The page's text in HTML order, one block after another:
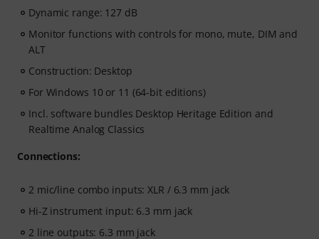
Dynamic range: 127 dB
Monitor functions with controls for mono, mute, DIM and
ALT
Construction: Desktop
For Windows 10 or 11 (64-bit editions)
Incl. software bundles Desktop Heritage Edition and
Realtime Analog Classics
Connections:
2 mic/line combo inputs: XLR / 6.3 mm jack
Hi-Z instrument input: 6.3 mm jack
2 line outputs: 6.3 mm jack